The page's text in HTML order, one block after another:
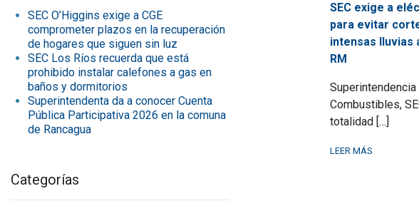
SEC O’Higgins exige a CGE
comprometer plazos en la recuperación
de hogares que siguen sin luz
SEC Los Ríos recuerda que está
prohibido instalar calefones a gas en
baños y dormitorios
Superintendenta da a conocer Cuenta
Pública Participativa 2026 en la comuna
de Rancagua
Categorías
SEC exige a
para evitar
intensas lluvias
RM
Combustibles,
totalidad […]
LEER MÁS